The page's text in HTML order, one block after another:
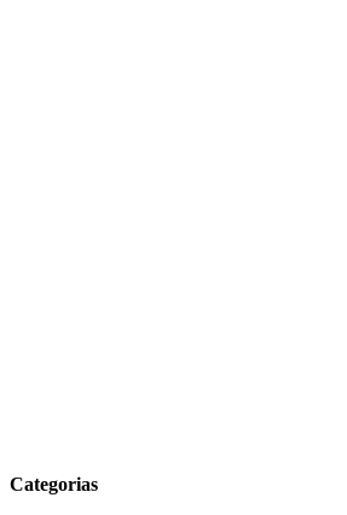
Categorias